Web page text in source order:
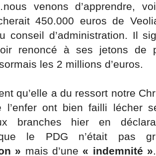
venons d’apprendre,
450.000 euros de
conseil d’administration. Il
renoncé à ses jetons de
les 2 millions d’euros.
qu’elle a du ressort notre
l’enfer ont bien failli lécher
branches hier en
le PDG n’était pas
» mais d’une « indemnité »